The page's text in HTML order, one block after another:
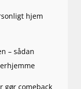
hjem
– sådan
gør comeback